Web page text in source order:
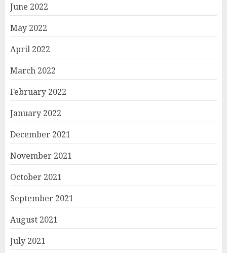
June 2022
May 2022
April 2022
March 2022
February 2022
January 2022
December 2021
November 2021
October 2021
September 2021
August 2021
July 2021